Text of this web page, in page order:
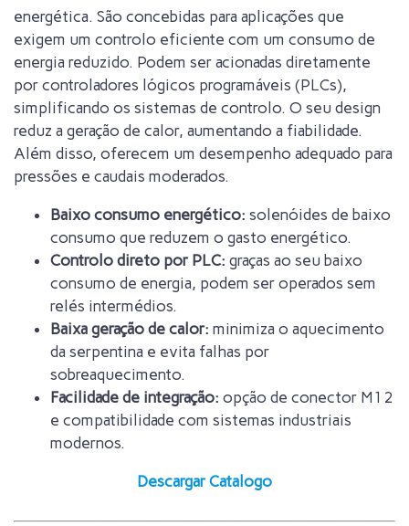
energética. São concebidas para aplicações que
exigem um controlo eficiente com um consumo de
energia reduzido. Podem ser acionadas diretamente
por controladores lógicos programáveis ​​(PLCs),
simplificando os sistemas de controlo. O seu design
reduz a geração de calor, aumentando a fiabilidade.
Além disso, oferecem um desempenho adequado para
pressões e caudais moderados.
Baixo consumo energético: solenóides de baixo
consumo que reduzem o gasto energético.
Controlo direto por PLC: graças ao seu baixo
consumo de energia, podem ser operados sem
relés intermédios.
Baixa geração de calor: minimiza o aquecimento
da serpentina e evita falhas por
sobreaquecimento.
Facilidade de integração: opção de conector M12
e compatibilidade com sistemas industriais
modernos.
Descargar Catalogo